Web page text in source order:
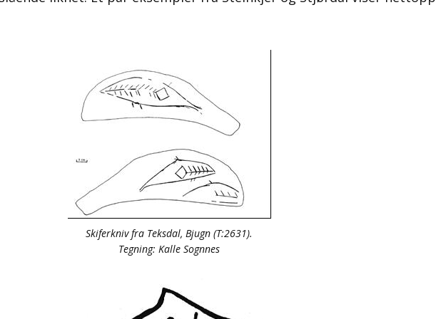
Skiferkniv fra Teksdal, Bjugn (T:2631).
Tegning: Kalle Sognnes